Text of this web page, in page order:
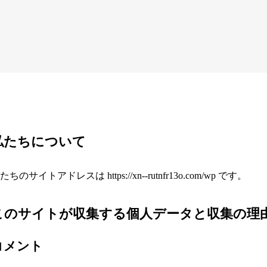
たちについて
ちのサイトアドレスは https://xn--rutnfr13o.com/wp です。
のサイトが収集する個人データと収集の理
メント